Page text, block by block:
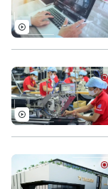
Tòa soạn
0865.116.699 (hotline)